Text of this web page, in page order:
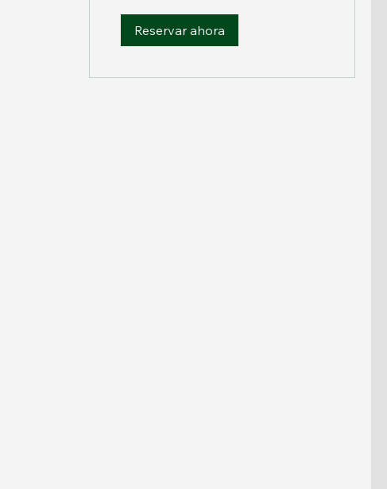
Reservar ahora